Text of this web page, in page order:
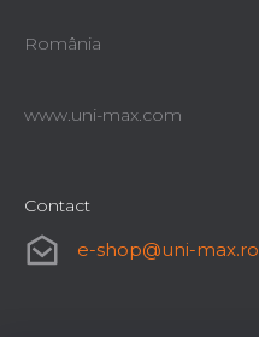
România
www.uni-max.com
Contact
e-shop@uni-max.ro